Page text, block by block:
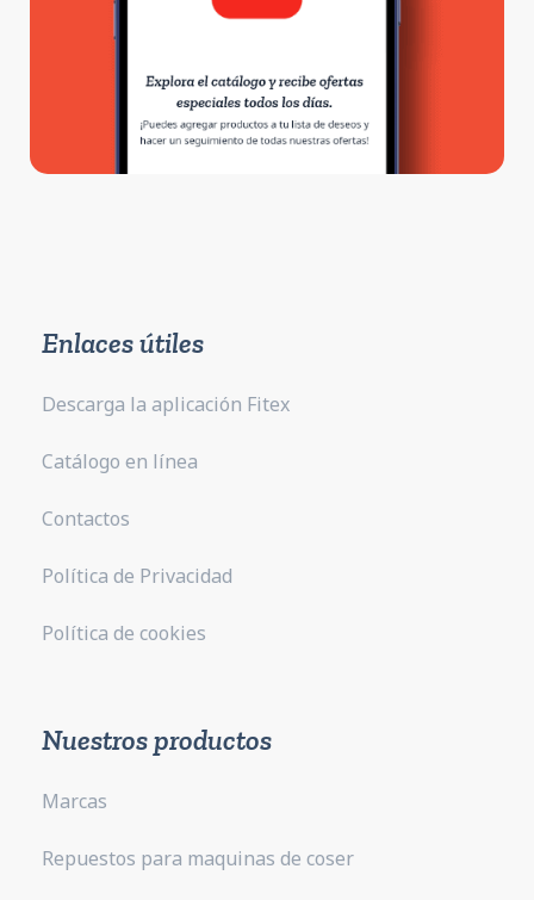
Enlaces útiles
Descarga la aplicación Fitex
Catálogo en línea
Contactos
Política de Privacidad
Política de cookies
Nuestros productos
Marcas
Repuestos para maquinas de coser